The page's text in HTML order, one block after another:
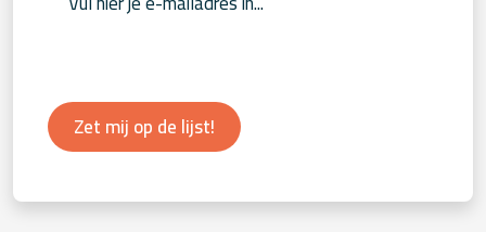
Zet mij op de lijst!